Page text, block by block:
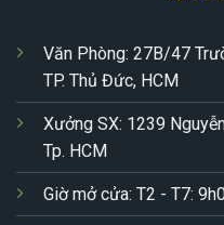
Văn Phòng: 27B/47
TP. Thủ Đức, HCM
Xưởng SX: 1239
Tp. HCM
Giờ mở cửa: T2 - T7: